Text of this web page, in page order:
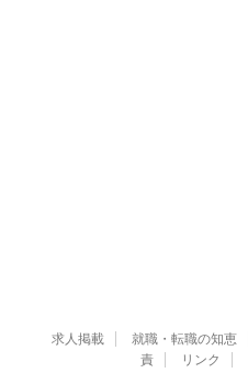
求人掲載 就職・転職の知恵
責
リンク